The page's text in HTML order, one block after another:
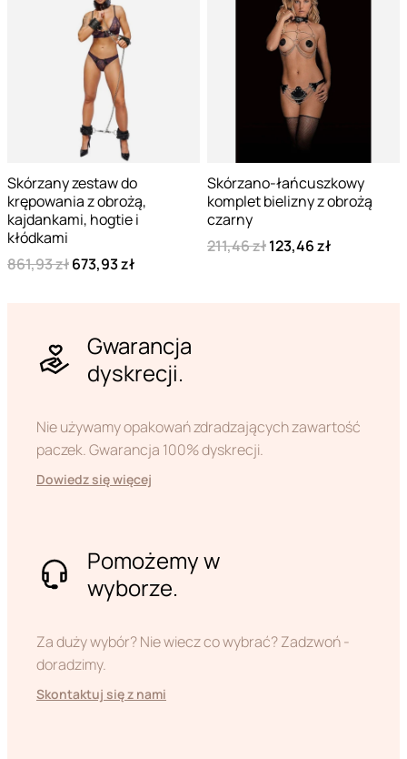
Skórzany zestaw do
krępowania z obrożą,
kajdankami, hogtie i
kłódkami
861,93 zł673,93 zł
Skórzano-łańcuszkowy
komplet bielizny z obrożą
czarny
211,46 zł123,46 zł
Gwarancja
dyskrecji.
Nie używamy opakowań zdradzających zawartość
paczek. Gwarancja 100% dyskrecji.
Dowiedz się więcej
Pomożemy w
wyborze.
Za duży wybór? Nie wiecz co wybrać? Zadzwoń -
doradzimy.
Skontaktuj się z nami